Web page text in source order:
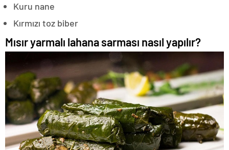
Kuru nane
Kırmızı toz biber
Mısır yarmalı lahana sarması nasıl yapılır?